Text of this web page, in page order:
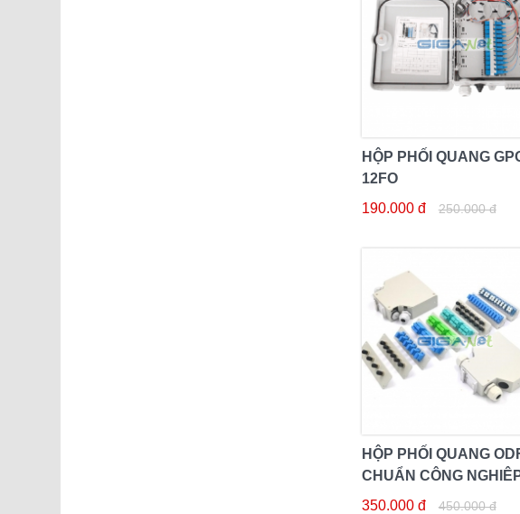
HỘP PHỐI QUANG
12FO
190.000 đ
250.000 đ
HỘP PHỐI QUANG
CHUẨN CÔNG
DIN RAIL 4FO
350.000 đ 450.000 đ